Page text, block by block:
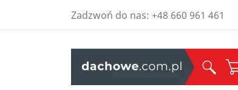
Zadzwoń do nas: +48 660 961 461